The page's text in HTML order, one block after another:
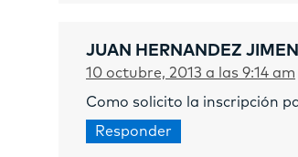
JUAN HERNANDEZ
10 octubre, 2013 a las 9:14 am
Como solicito la inscripción
Responder